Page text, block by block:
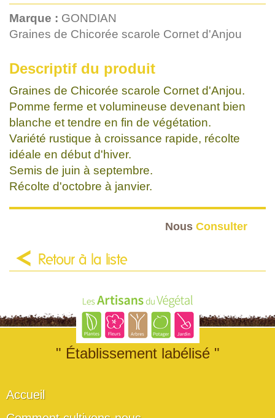
Marque : GONDIAN
Graines de Chicorée scarole Cornet d'Anjou
Descriptif du produit
Graines de Chicorée scarole Cornet d'Anjou.
Pomme ferme et volumineuse devenant bien
blanche et tendre en fin de végétation.
Variété rustique à croissance rapide, récolte
idéale en début d'hiver.
Semis de juin à septembre.
Récolte d'octobre à janvier.
Nous Consulter
Retour à la liste
" Établissement labélisé "
Accueil